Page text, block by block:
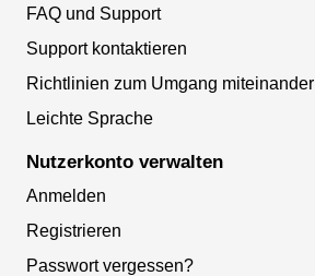
FAQ und Support
Support kontaktieren
Richtlinien zum Umgang miteinander
Leichte Sprache
Nutzerkonto verwalten
Anmelden
Registrieren
Passwort vergessen?